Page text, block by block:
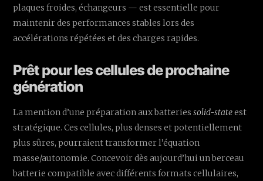
plaques froides, échangeurs — est essentielle pour
maintenir des performances stables lors des
accélérations répétées et des charges rapides.
Prêt pour les cellules de prochaine
génération
La mention d’une préparation aux batteriessolid-stateest
stratégique. Ces cellules, plus denses et potentiellement
plus sûres, pourraient transformer l’équation
masse/autonomie. Concevoir dès aujourd’hui un berceau
batterie compatible avec différents formats cellulaires,